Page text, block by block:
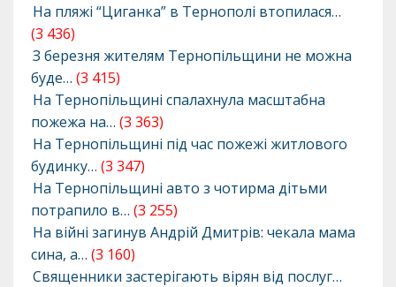
На пляжі “Циганка” в Тернополі втопилася…
(3 436)
З березня жителям Тернопільщини не можна
буде… (3 415)
На Тернопільщині спалахнула масштабна
пожежа на… (3 363)
На Тернопільщині під час пожежі житлового
будинку… (3 347)
На Тернопільщині авто з чотирма дітьми
потрапило в… (3 255)
На війні загинув Андрій Дмитрів: чекала мама
сина, а… (3 160)
Священники застерігають вірян від послуг…